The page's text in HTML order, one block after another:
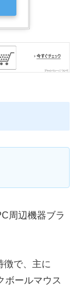
周辺機器ブラ
徴で、主に
ボールマウス